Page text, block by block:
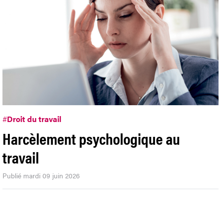
#Droit du travail
Harcèlement psychologique au
travail
Publié mardi 09 juin 2026